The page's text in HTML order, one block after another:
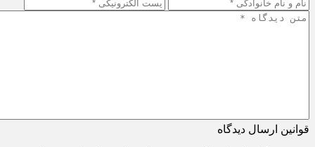
قوانین ارسال دیدگاه